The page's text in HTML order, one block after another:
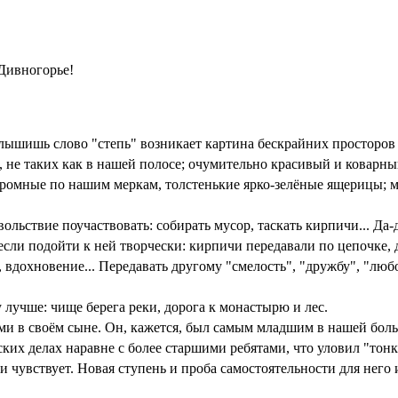
слово "степь" возникает картина бескрайних просторов
таких как в нашей полосе; очумительно красивый и
по нашим меркам, толстенькие ярко-зелёные ящерицы;
поучаствовать: собирать мусор, таскать кирпичи... Да-
подойти к ней творчески: кирпичи передавали по цепочке,
Передавать другому "смелость", "дружбу",
лучше: чище берега реки, дорога к монастырю и лес.
в своём сыне. Он, кажется, был самым младшим в нашей
делах наравне с более старшими ребятами, что уловил
Новая ступень и проба самостоятельности для него